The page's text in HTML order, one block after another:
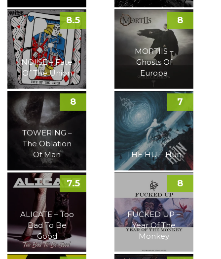
NOI!SE – Fate
Of The Union
8.5
MORTIIS –
Ghosts Of
Europa
8
TOWERING –
The Oblation
Of Man
8
THE HU – Hun
7
ALICATE – Too
Bad To Be
Good
7.5
FUCKED UP –
Year Of The
Monkey
8